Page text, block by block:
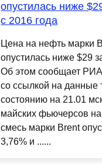
опустилась ниже
с 2016 года
Цена на нефть марки
опустилась ниже $29
Об этом сообщает
со ссылкой на данные
состоянию на 21.01
майских фьючерсов
смесь марки Brent
3,76% и ......